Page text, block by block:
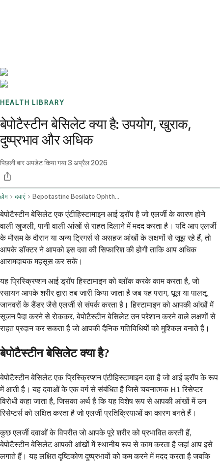
HEALTH LIBRARY
बेपोटैस्टीन बेसिलेट क्या है: उपयोग, खुराक,
दुष्प्रभाव और अधिक
पिछली बार अपडेट किया गया3 अप्रैल 2026
होम दवाएं Bepotastine Besilate Ophthalmic Route
बेपोटैस्टीन बेसिलेट एक एंटीहिस्टामाइन आई ड्रॉप है जो एलर्जी के कारण होने
वाली खुजली, पानी वाली आंखों से राहत दिलाने में मदद करता है। यदि आप एलर्जी
के मौसम के दौरान या अन्य ट्रिगर्स से असहज आंखों के लक्षणों से जूझ रहे हैं, तो
आपके डॉक्टर ने आपको इस दवा की सिफारिश की होगी ताकि आप अधिक
आरामदायक महसूस कर सकें।
यह प्रिस्क्रिप्शन आई ड्रॉप हिस्टामाइन को ब्लॉक करके काम करता है, जो
रसायन आपके शरीर द्वारा तब जारी किया जाता है जब यह पराग, धूल या पालतू
जानवरों के डैंडर जैसे एलर्जी से संपर्क करता है। हिस्टामाइन को आपकी आंखों में
सूजन पैदा करने से रोककर, बेपोटैस्टीन बेसिलेट उन परेशान करने वाले लक्षणों से
राहत प्रदान कर सकता है जो आपकी दैनिक गतिविधियों को मुश्किल बनाते हैं।
बेपोटैस्टीन बेसिलेट क्या है?
बेपोटैस्टीन बेसिलेट एक प्रिस्क्रिप्शन एंटीहिस्टामाइन दवा है जो आई ड्रॉप के रूप
में आती है। यह दवाओं के एक वर्ग से संबंधित है जिसे चयनात्मक H1 रिसेप्टर
विरोधी कहा जाता है, जिसका अर्थ है कि यह विशेष रूप से आपकी आंखों में उन
रिसेप्टर्स को लक्षित करता है जो एलर्जी प्रतिक्रियाओं का कारण बनते हैं।
कुछ एलर्जी दवाओं के विपरीत जो आपके पूरे शरीर को प्रभावित करती हैं,
बेपोटैस्टीन बेसिलेट आपकी आंखों में स्थानीय रूप से काम करता है जहां आप इसे
लगाते हैं। यह लक्षित दृष्टिकोण दुष्प्रभावों को कम करने में मदद करता है जबकि